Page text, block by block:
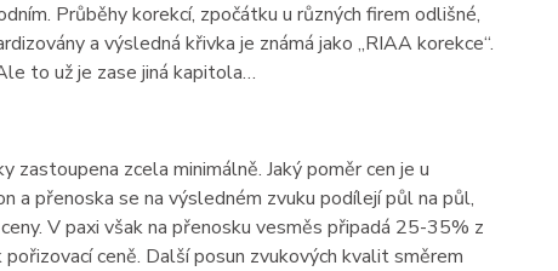
Průběhy korekcí, zpočátku u různých firem odlišné,
a výsledná křivka je známá jako „RIAA korekce“.
to už je zase jiná kapitola…
zcela minimálně. Jaký poměr cen je u
a přenoska se na výsledném zvuku podílejí půl na půl,
V paxi však na přenosku vesměs připadá 25-35% z
ceně. Další posun zvukových kvalit směrem